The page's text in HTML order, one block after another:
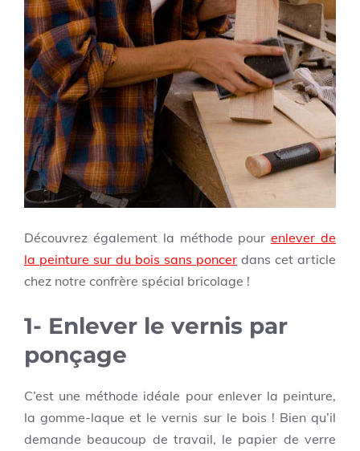
Découvrez également la méthode pourenlever de
la peinture sur du bois sans poncer dans cet article
chez notre confrère spécial bricolage !
1- Enlever le vernis par
ponçage
C’est une méthode idéale pour enlever la peinture,
la gomme-laque et le vernis sur le bois ! Bien qu’il
demande beaucoup de travail, le papier de verre